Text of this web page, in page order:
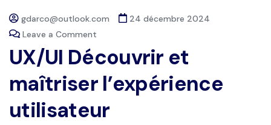
gdarco@outlook.com
24 décembre 2024
Leave a Comment
UX/UI Découvrir et
maîtriser l’expérience
utilisateur